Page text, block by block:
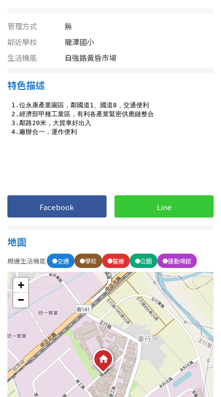
嘉義縣
台南市
屏東縣
台東縣
60~70 坪
樓層
3樓
21樓以上
樓
格局
不拘
1房
2房 3房
4房 5房以上
管理方式
無
鄰近學校
龍潭國小
生活機能
自強路黃昏市場
特色描述
Facebook Line
地圖
周邊生活機能 交通 學校 醫療 公園 運動場館
+
−